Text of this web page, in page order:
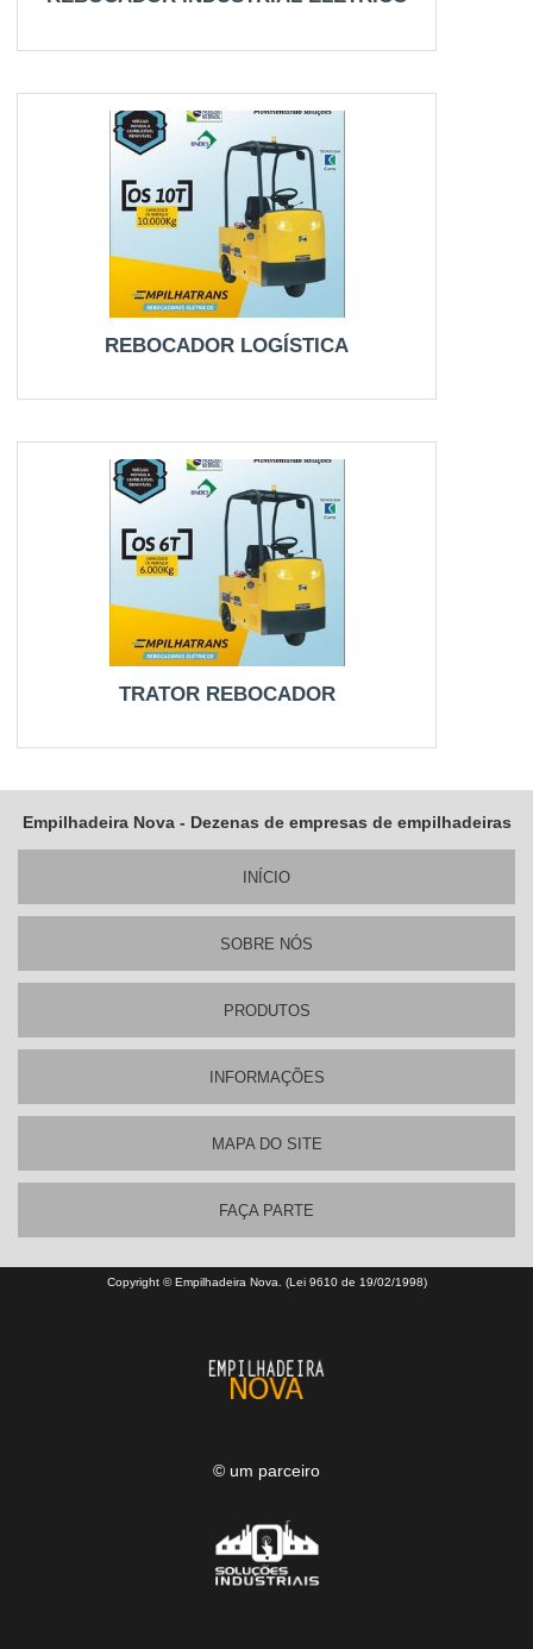
REBOCADOR LOGÍSTICA
TRATOR REBOCADOR
Empilhadeira Nova - Dezenas de empresas de empilhadeiras
INÍ­CIO
SOBRE NÓS
PRODUTOS
INFORMAÇÕES
MAPA DO SITE
FAÇA PARTE
Copyright © Empilhadeira Nova. (Lei 9610 de 19/02/1998)
© um parceiro